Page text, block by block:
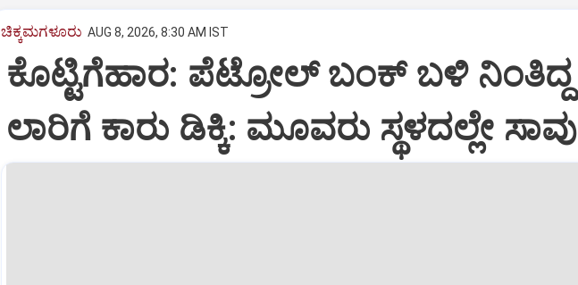
ಚಿಕ್ಕಮಗಳೂರು AUG 8, 2026, 8:30 AM IST
ಕೊಟ್ಟಿಗೆಹಾರ: ಪೆಟ್ರೋಲ್ ಬಂಕ್ ಬಳಿ ನಿಂತಿದ್ದ
ಲಾರಿಗೆ ಕಾರು ಡಿಕ್ಕಿ: ಮೂವರು ಸ್ಥಳದಲ್ಲೇ ಸಾವು